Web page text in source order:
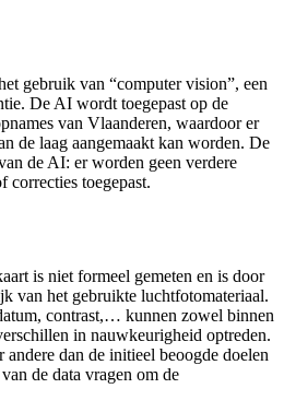
gebruik van “computer vision”, een
De AI wordt toegepast op de
van Vlaanderen, waardoor er
de laag aangemaakt kan worden. De
de AI: er worden geen verdere
correcties toegepast.
is niet formeel gemeten en is door
van het gebruikte luchtfotomateriaal.
contrast,… kunnen zowel binnen
in nauwkeurigheid optreden.
dan de initieel beoogde doelen
de data vragen om de